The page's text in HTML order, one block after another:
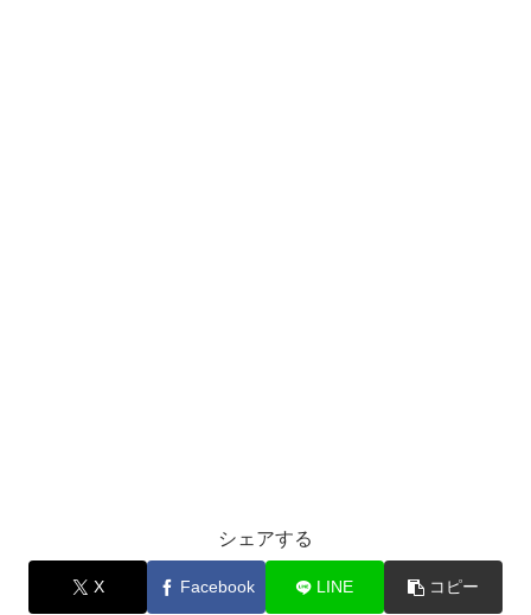
シェアする
X Facebook LINE コピー